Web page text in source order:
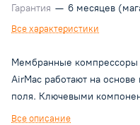
Гарантия — 6 месяцев
Все характеристики
Мембранные компрессоры
AirMac работают на основе
поля. Ключевыми
сердечник. Это прочные
Все описание